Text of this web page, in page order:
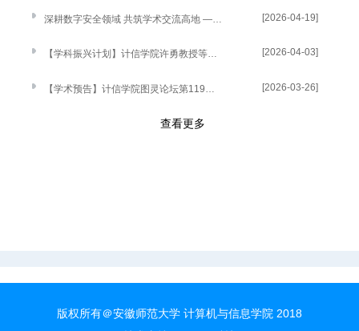
[2026-04-19]
【学科振兴计划】计信学院许勇教授等人“Inferring Targets from Calibrated Hesitations via Mutual Information Maximization in Multi-Behavior Recommendation”论文被数据挖掘领域CCF A类顶级国际会议ACM SIGIR Conference on Research and Development in Information Retrieval (简称:SIGIR 2026)全文接收 [2026-04-03]
【学术预告】计信学院图灵论坛第119讲：基于物理层感知的隐藏无线摄像头定位 [2026-03-26]
查看更多
版权所有＠安徽师范大学 计算机与信息学院 2018